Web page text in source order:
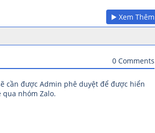
▶️ Xem Thêm
0 Comments
cần được Admin phê duyệt để được hiển
nhóm Zalo.